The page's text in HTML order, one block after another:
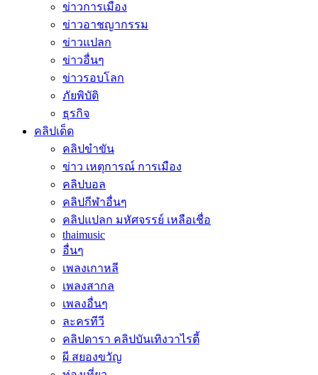
ข่าวการเมือง
ข่าวอาชญากรรม
ข่าวแปลก
ข่าวอื่นๆ
ข่าวรอบโลก
ภัยพิบัติ
ธุรกิจ
คลิปเด็ด
คลิปขำขัน
ข่าว เหตุการณ์ การเมือง
คลิปบอล
คลิปกีฬาอื่นๆ
คลิปแปลก มหัศจรรย์ เหลือเชื่อ
thaimusic
อื่นๆ
เพลงเกาหลี
เพลงสากล
เพลงอื่นๆ
ละครทีวี
คลิปดารา คลิปบันเทิงวาไรตี้
ผี สยองขวัญ